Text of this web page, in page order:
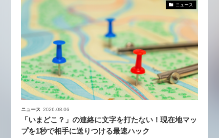
ニュース
ニュース 2026.08.06
「いまどこ？」の連絡に文字を打たない！現在地マッ
プを1秒で相手に送りつける最速ハック